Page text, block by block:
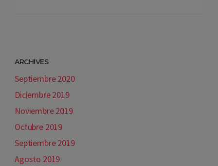
ARCHIVES
Septiembre 2020
Diciembre 2019
Noviembre 2019
Octubre 2019
Septiembre 2019
Agosto 2019